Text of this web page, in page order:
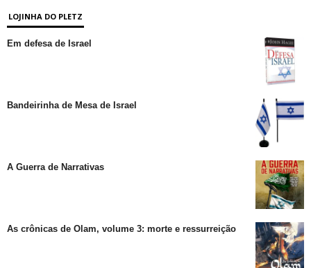
LOJINHA DO PLETZ
Em defesa de Israel
Bandeirinha de Mesa de Israel
A Guerra de Narrativas
As crônicas de Olam, volume 3: morte e ressurreição